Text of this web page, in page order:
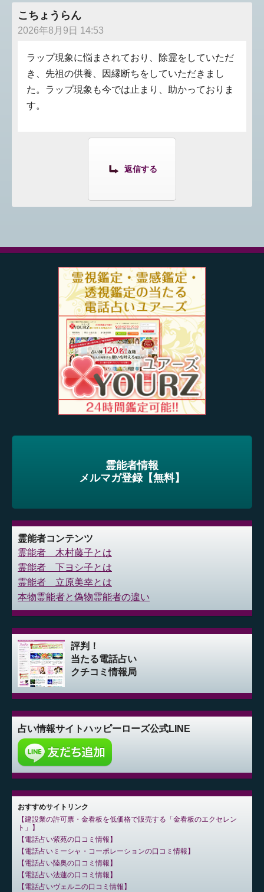
こちょうらん
2026年8月9日 14:53
ラップ現象に悩まされており、除霊をしていただ
き、先祖の供養、因縁断ちをしていただきまし
た。ラップ現象も今では止まり、助かっておりま
す。
返信する
霊能者情報
メルマガ登録【無料】
霊能者コンテンツ
霊能者 木村藤子とは
霊能者 下ヨシ子とは
霊能者 立原美幸とは
本物霊能者と偽物霊能者の違い
評判！
当たる電話占い
クチコミ情報局
占い情報サイトハッピーローズ公式LINE
おすすめサイトリンク
建設業の許可票・金看板を低価格で販売する「金看板のエクセレン
ト」
電話占い紫苑の口コミ情報
電話占いミーシャ・コーポレーションの口コミ情報
電話占い陸奥の口コミ情報
電話占い法蓮の口コミ情報
電話占いヴェルニの口コミ情報